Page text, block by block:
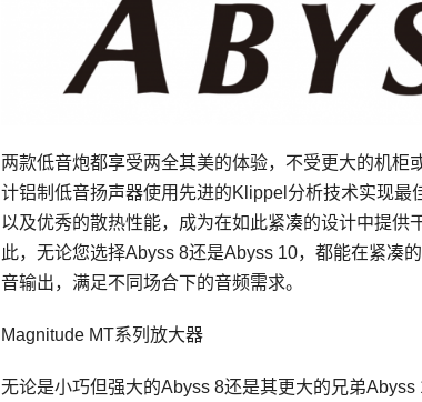
两款低音炮都享受两全其美的体验，不受更大的机柜
计铝制低音扬声器使用先进的Klippel分析技术实现最
以及优秀的散热性能，成为在如此紧凑的设计中提供
此，无论您选择Abyss 8还是Abyss 10，都能在紧凑
音输出，满足不同场合下的音频需求。
Magnitude MT系列放大器
无论是小巧但强大的Abyss 8还是其更大的兄弟